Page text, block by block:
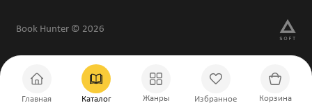
Главная Каталог Жанры Избранное Корзина
Book Hunter © 2026